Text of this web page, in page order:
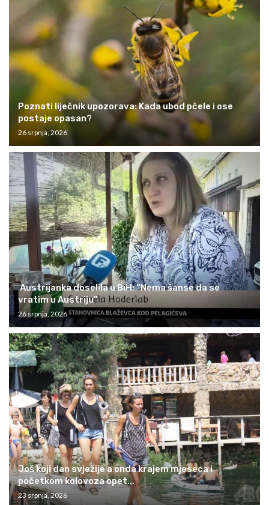
Poznati liječnik upozorava: Kada ubod pčele i ose
postaje opasan?
26 srpnja, 2026
Austrijanka doselila u BiH: “Nema šanse da se
vratim u Austriju”
26 srpnja, 2026
Još koji dan svježije a onda krajem mjeseca i
početkom kolovoza opet...
23 srpnja, 2026